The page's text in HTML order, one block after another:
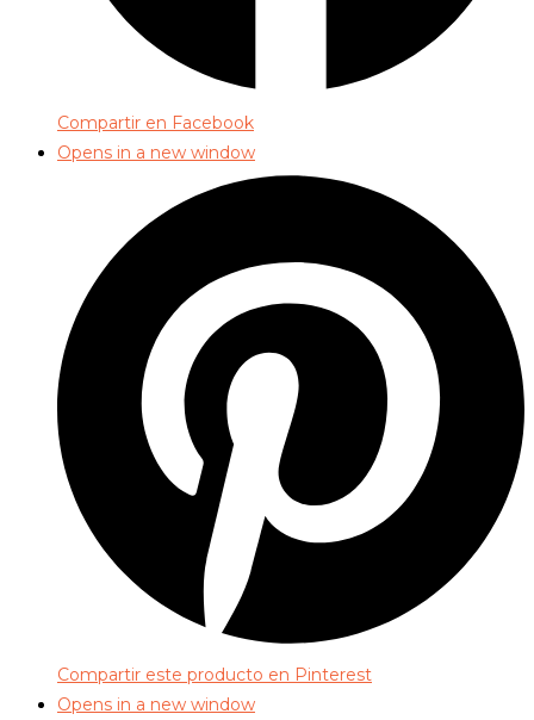
Compartir en Facebook
Opens in a new window
Compartir este producto en Pinterest
Opens in a new window